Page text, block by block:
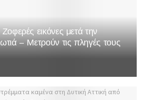
εικόνες μετά την
– Μετρούν τις πληγές τους